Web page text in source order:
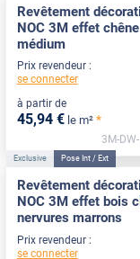
Revêtement
NOC 3M effet chêne
médium
Prix revendeur :
se connecter
à partir de
45,94 € le m² *
3M-
Exclusive Pose Int / Ext
Revêtement
NOC 3M effet bois
nervures marrons
Prix revendeur :
se connecter